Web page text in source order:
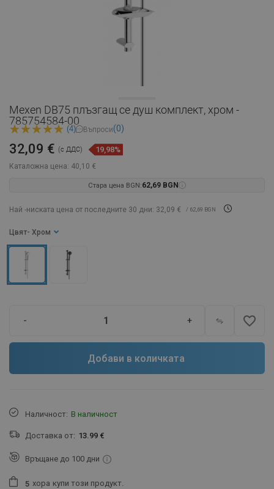
Mexen DB75 плъзгащ се душ комплект, хром -
785754584-00
(4) Въпроси(0)
Каталожна цена: 40,10 €
32,09 € (с ДДС) 19,98%
Стара цена BGN:62,69 BGN
Най -ниската цена от последните 30 дни: 32,09 € / 62,69 BGN
Цвят - Хром
- + favorite_border
Добави в количката
Наличност: В наличност
Доставка от: 13.99 €
Връщане до 100 дни
5 хора купи този продукт.